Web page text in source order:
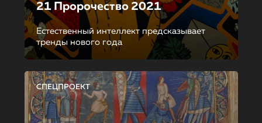
21 Пророчество 2021
Естественный интеллект предсказывает
тренды нового года
СПЕЦПРОЕКТ